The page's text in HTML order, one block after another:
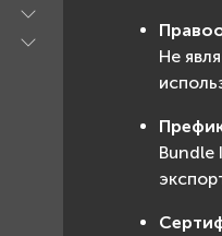
Не
Bundle